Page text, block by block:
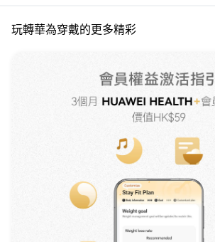
玩轉華為穿戴的更多精彩